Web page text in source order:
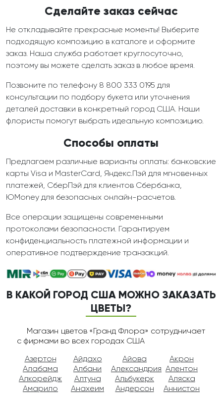
Сделайте заказ сейчас
Не откладывайте прекрасные моменты! Выберите
подходящую композицию в каталоге и оформите
заказ. Наша служба работает круглосуточно,
поэтому вы можете сделать заказ в любое время.
Позвоните по телефону 8 800 333 0195 для
консультации по подбору букета или уточнения
деталей доставки в конкретный город США. Наши
флористы помогут выбрать идеальную композицию.
Способы оплаты
Предлагаем различные варианты оплаты: банковские
карты Visa и MasterCard, Яндекс.Пэй для мгновенных
платежей, СберПэй для клиентов Сбербанка,
ЮMoney для безопасных онлайн-расчетов.
Все операции защищены современными
протоколами безопасности. Гарантируем
конфиденциальность платежной информации и
оперативное подтверждение транзакций.
В КАКОЙ ГОРОД США МОЖНО ЗАКАЗАТЬ
ЦВЕТЫ?
Магазин цветов «Гранд Флора» сотрудничает
с фирмами во всех городах США
Азертон Айдахо Айова
Акрон
Алабама
Албани Александрия Алентон
Алкорейдж
Алтуна Альбукерк
Аляска
Амарило
Анахеим Андерсон
Аннистон